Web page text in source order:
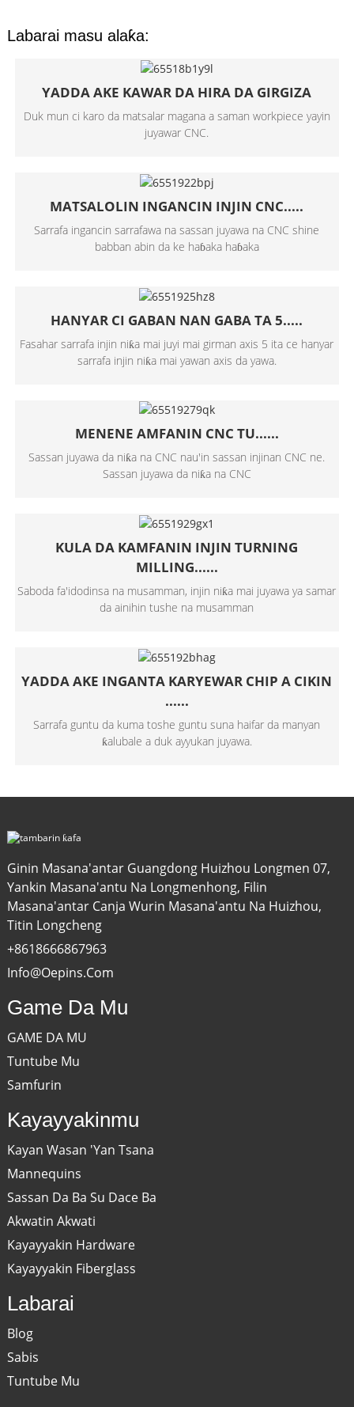
Labarai masu alaƙa:
YADDA AKE KAWAR DA HIRA DA GIRGIZA
Duk mun ci karo da matsalar magana a saman workpiece yayin
juyawar CNC.
MATSALOLIN INGANCIN INJIN CNC.....
Sarrafa ingancin sarrafawa na sassan juyawa na CNC shine
babban abin da ke haɓaka haɓaka
HANYAR CI GABAN NAN GABA TA 5.....
Fasahar sarrafa injin niƙa mai juyi mai girman axis 5 ita ce hanyar
sarrafa injin niƙa mai yawan axis da yawa.
MENENE AMFANIN CNC TU......
Sassan juyawa da niƙa na CNC nau'in sassan injinan CNC ne.
Sassan juyawa da niƙa na CNC
KULA DA KAMFANIN INJIN TURNING
MILLING......
Saboda fa'idodinsa na musamman, injin niƙa mai juyawa ya samar
da ainihin tushe na musamman
YADDA AKE INGANTA KARYEWAR CHIP A CIKIN
......
Sarrafa guntu da kuma toshe guntu suna haifar da manyan
ƙalubale a duk ayyukan juyawa.
Ginin Masana'antar Guangdong Huizhou Longmen 07,
Yankin Masana'antu Na Longmenhong, Filin
Masana'antar Canja Wurin Masana'antu Na Huizhou,
Titin Longcheng
+8618666867963
Info@oepins.com
Game Da Mu
GAME DA MU
Tuntube Mu
Samfurin
Kayayyakinmu
Kayan Wasan 'Yan Tsana
Mannequins
Sassan Da Ba Su Dace Ba
Akwatin Akwati
Kayayyakin Hardware
Kayayyakin Fiberglass
Labarai
Blog
Sabis
Tuntube Mu